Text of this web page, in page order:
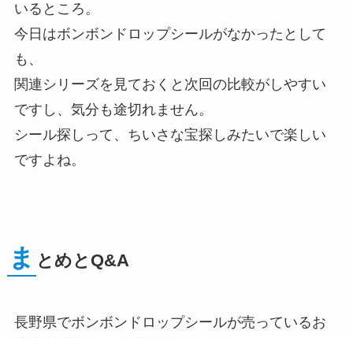
いるところ。
今日はボンボンドロップシールがなかったとして
も、
関連シリーズを見ておくと次回の比較がしやすい
ですし、気分も途切れません。
シール探しって、ちいさな宝探しみたいで楽しい
ですよね。
ま とめとQ&A
長野県でボンボンドロップシールが売っているお